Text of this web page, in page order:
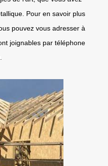
Pour en savoir plus
pouvez vous adresser à
joignables par téléphone